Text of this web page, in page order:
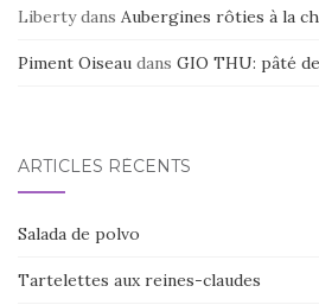
Libertydans Aubergines rôties à la
Piment Oiseau dans GIO THU: pâté
ARTICLES RÉCENTS
Salada de polvo
Tartelettes aux reines-claudes